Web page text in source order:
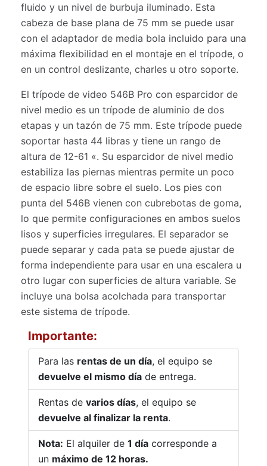
fluido y un nivel de burbuja iluminado. Esta
cabeza de base plana de 75 mm se puede usar
con el adaptador de media bola incluido para una
máxima flexibilidad en el montaje en el trípode, o
en un control deslizante, charles u otro soporte.
El trípode de video 546B Pro con esparcidor de
nivel medio es un trípode de aluminio de dos
etapas y un tazón de 75 mm. Este trípode puede
soportar hasta 44 libras y tiene un rango de
altura de 12-61 «. Su esparcidor de nivel medio
estabiliza las piernas mientras permite un poco
de espacio libre sobre el suelo. Los pies con
punta del 546B vienen con cubrebotas de goma,
lo que permite configuraciones en ambos suelos
lisos y superficies irregulares. El separador se
puede separar y cada pata se puede ajustar de
forma independiente para usar en una escalera u
otro lugar con superficies de altura variable. Se
incluye una bolsa acolchada para transportar
este sistema de trípode.
Importante:
Para las rentas de un día, el equipo se
devuelve el mismo día de entrega.
Rentas de varios días, el equipo se
devuelve al finalizar la renta.
Nota: El alquiler de 1 día corresponde a
un máximo de 12 horas.